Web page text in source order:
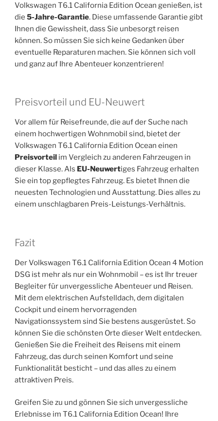
Volkswagen T6.1 California Edition Ocean genießen, ist
die 5-Jahre-Garantie. Diese umfassende Garantie gibt
Ihnen die Gewissheit, dass Sie unbesorgt reisen
können. So müssen Sie sich keine Gedanken über
eventuelle Reparaturen machen. Sie können sich voll
und ganz auf Ihre Abenteuer konzentrieren!
Preisvorteil und EU-Neuwert
Vor allem für Reisefreunde, die auf der Suche nach
einem hochwertigen Wohnmobil sind, bietet der
Volkswagen T6.1 California Edition Ocean einen
Preisvorteil im Vergleich zu anderen Fahrzeugen in
dieser Klasse. Als EU-Neuwertiges Fahrzeug erhalten
Sie ein top gepflegtes Fahrzeug. Es bietet Ihnen die
neuesten Technologien und Ausstattung. Dies alles zu
einem unschlagbaren Preis-Leistungs-Verhältnis.
Fazit
Der Volkswagen T6.1 California Edition Ocean 4 Motion
DSG ist mehr als nur ein Wohnmobil – es ist Ihr treuer
Begleiter für unvergessliche Abenteuer und Reisen.
Mit dem elektrischen Aufstelldach, dem digitalen
Cockpit und einem hervorragenden
Navigationssystem sind Sie bestens ausgerüstet. So
können Sie die schönsten Orte dieser Welt entdecken.
Genießen Sie die Freiheit des Reisens mit einem
Fahrzeug, das durch seinen Komfort und seine
Funktionalität besticht – und das alles zu einem
attraktiven Preis.
Greifen Sie zu und gönnen Sie sich unvergessliche
Erlebnisse im T6.1 California Edition Ocean! Ihre